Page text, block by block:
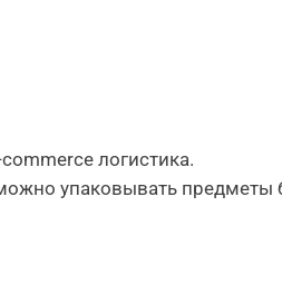
логистика.
упаковывать предметы